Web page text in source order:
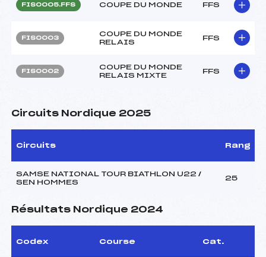
FIS0005.FFS COUPE DU MONDE FFS
FIS0003
COUPE DU MONDE
RELAIS
FFS
FIS0002
COUPE DU MONDE
RELAIS MIXTE
FFS
Circuits Nordique 2025
Circuits Rang
SAMSE NATIONAL TOUR BIATHLON U22 /
SEN HOMMES
25
Résultats Nordique 2024
Codex Course Cat.